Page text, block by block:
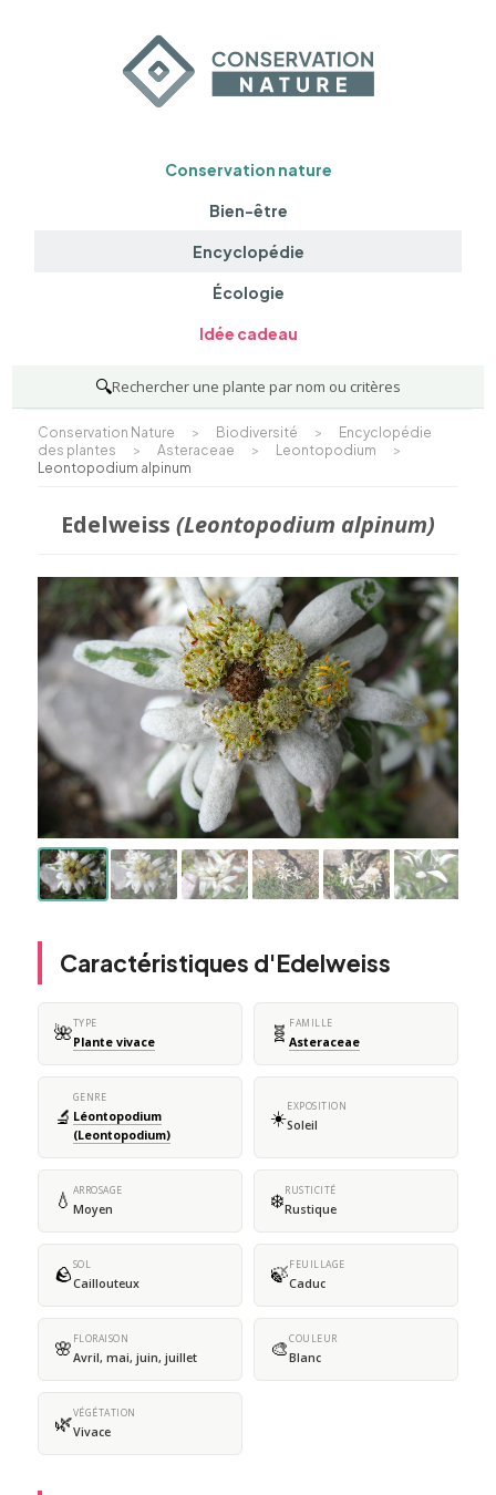
Conservation nature
Bien-être
Encyclopédie
Écologie
Idée cadeau
🔍Rechercher une plante par nom ou critères
Conservation Nature > Biodiversité >
Encyclopédie
des plantes
> Asteraceae > Leontopodium
>
Leontopodium alpinum
Edelweiss (Leontopodium alpinum)
Caractéristiques d'Edelweiss
🌺TYPE
Plante vivace 🧬 FAMILLE
Asteraceae
🔬
GENRE
Léontopodium
(Leontopodium)
☀️EXPOSITION
Soleil
💧 ARROSAGE
Moyen ❄️RUSTICITÉ
Rustique
🪨SOL
Caillouteux 🍃FEUILLAGE
Caduc
🌸 FLORAISON
Avril, mai, juin, juillet 🎨COULEUR
Blanc
🌿VÉGÉTATION
Vivace